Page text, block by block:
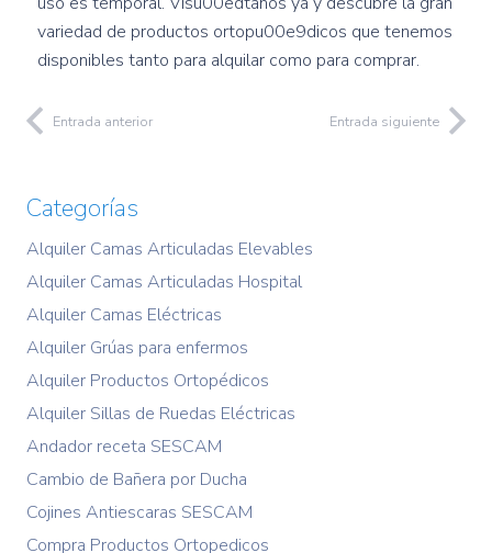
variedad de productos ortopu00e9dicos que tenemos
disponibles tanto para alquilar como para comprar.
Entrada anterior Entrada siguiente
Categorías
Alquiler Camas Articuladas Elevables
Alquiler Camas Articuladas Hospital
Alquiler Camas Eléctricas
Alquiler Grúas para enfermos
Alquiler Productos Ortopédicos
Alquiler Sillas de Ruedas Eléctricas
Andador receta SESCAM
Cambio de Bañera por Ducha
Cojines Antiescaras SESCAM
Compra Productos Ortopedicos